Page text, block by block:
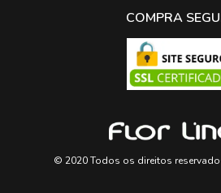
COMPRA
© 2020 Todos os direitos